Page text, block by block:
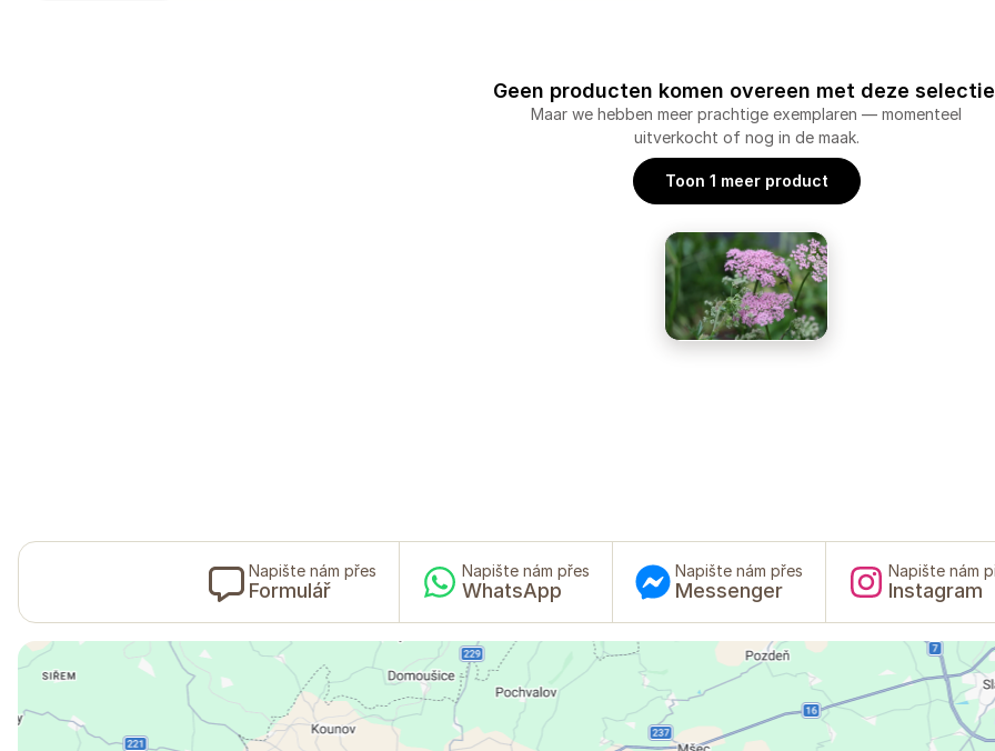
Geen producten komen overeen met deze
Maar we hebben meer prachtige exemplaren — momenteel
uitverkocht of nog in de maak.
Toon 1 meer product
Napište nám přes
Formulář
Napište nám přes
WhatsApp
Napište nám přes
Messenger
Napište nám
Instagram